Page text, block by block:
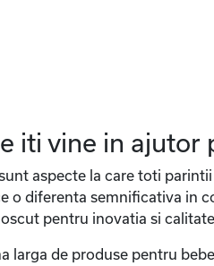
iti vine in ajutor
aspecte la care toti
o diferenta semnificativa in
pentru inovatia si
larga de produse pentru